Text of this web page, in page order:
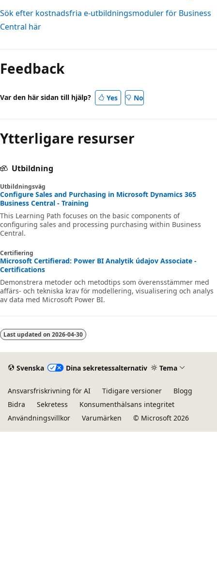
Sök efter kostnadsfria e-utbildningsmoduler för Business
Central här
Feedback
Var den här sidan till hjälp? Yes No
Ytterligare resurser
Utbildning
Utbildningsväg
Configure Sales and Purchasing in Microsoft Dynamics 365
Business Central - Training
This Learning Path focuses on the basic components of
configuring sales and processing purchasing within Business
Central.
Certifiering
Microsoft Certifierad: Power BI Analytik údajov Associate -
Certifications
Demonstrera metoder och metodtips som överensstämmer med
affärs- och tekniska krav för modellering, visualisering och analys
av data med Microsoft Power BI.
Last updated on 2026-04-30
Svenska Dina sekretessalternativ Tema
Ansvarsfriskrivning för AI Tidigare versioner
Blogg
Bidra
Sekretess
Konsumenthälsans integritet
Användningsvillkor
Varumärken © Microsoft 2026